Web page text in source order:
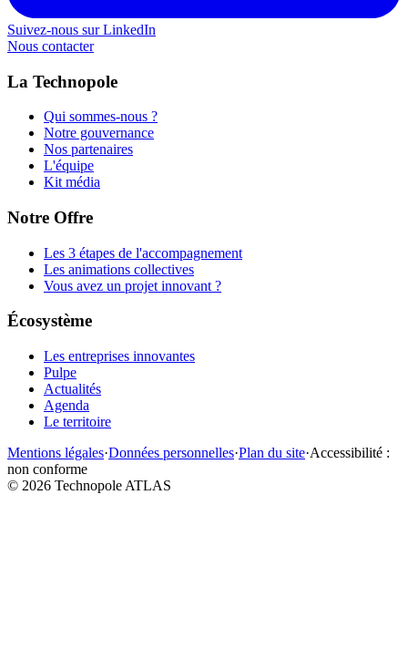
Suivez-nous sur LinkedIn
Nous contacter
La Technopole
Qui sommes-nous ?
Notre gouvernance
Nos partenaires
L'équipe
Kit média
Notre Offre
Les 3 étapes de l'accompagnement
Les animations collectives
Vous avez un projet innovant ?
Écosystème
Les entreprises innovantes
Pulpe
Actualités
Agenda
Le territoire
Mentions légales·Données personnelles·Plan du site·Accessibilité :
non conforme
© 2026 Technopole ATLAS